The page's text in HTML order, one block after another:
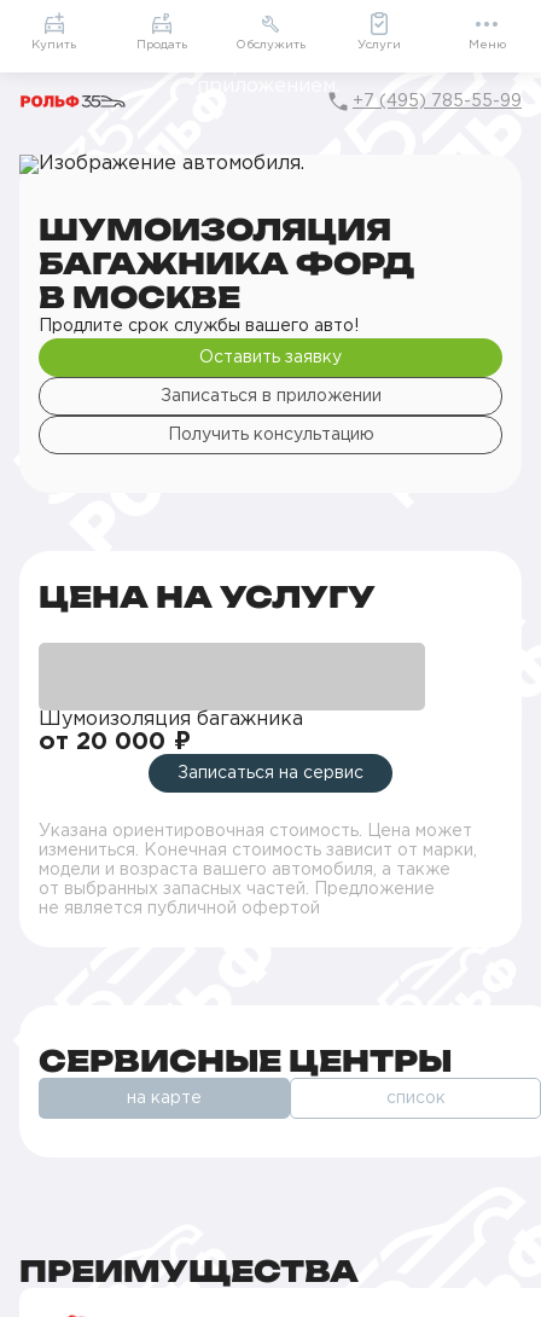
Приложение
Мой РОЛЬФ
Подарки внутри
+7 (495) 785-55-99
Главная
РОЛЬФ Сервис
Сервис Ford
Детейлинг
Шумоизоляция
Шумоизоляция багажника
ШУМОИЗОЛЯЦИЯ
БАГАЖНИКА ФОРД
В МОСКВЕ
Продлите срок службы вашего авто!
Оставить заявку
Записаться в приложении
Получить консультацию
ЦЕНА НА УСЛУГУ
Шумоизоляция багажника
от 20 000 ₽
Записаться на сервис
Указана ориентировочная стоимость. Цена может
измениться. Конечная стоимость зависит от марки,
модели и возраста вашего автомобиля, а также
от выбранных запасных частей. Предложение
не является публичной офертой
СЕРВИСНЫЕ ЦЕНТРЫ
на карте список
ПРЕИМУЩЕСТВА
Купить Продать Обслужить Услуги Меню